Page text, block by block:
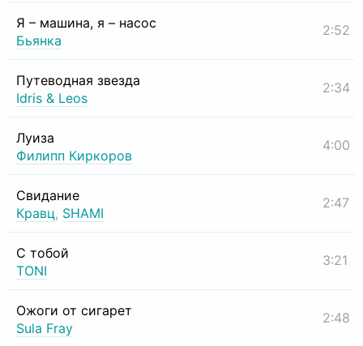
Я – машина, я – насос
Бьянка
2:52
Путеводная звезда
Idris & Leos
2:34
Луиза
Филипп Киркоров
4:00
Свидание
Кравц, SHAMI
2:47
С тобой
TONI
3:21
Ожоги от сигарет
Sula Fray
2:48